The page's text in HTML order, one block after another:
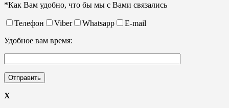
*Как Вам удобно, что бы мы с Вами связались
Телефон Viber Whatsapp
E-mail
Удобное вам время:
X